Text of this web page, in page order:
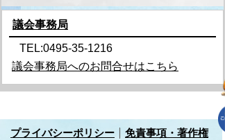
議会事務局
TEL:0495-35-1216
議会事務局へのお問合せはこちら
プライバシーポリシー 免責事項・著作権